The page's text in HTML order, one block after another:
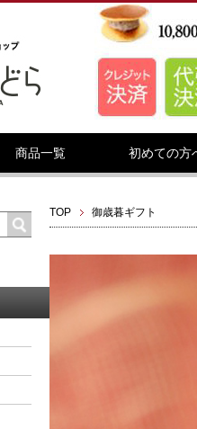
商品一覧 初めての方
TOP 御歳暮ギフト